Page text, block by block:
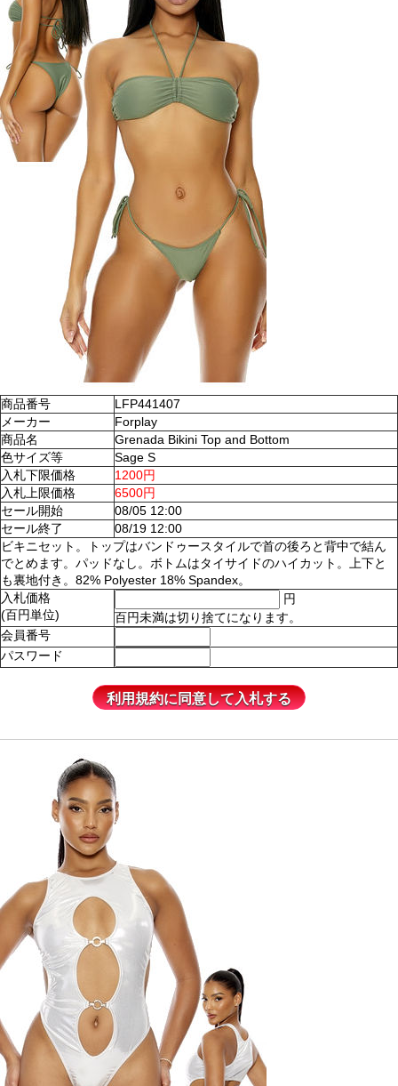
商品番号
LFP441407
メーカー
Forplay
商品名
Grenada Bikini Top and Bottom
色サイズ等
Sage S
入札下限価格
1200円
入札上限価格
6500円
セール開始
08/05 12:00
セール終了
08/19 12:00
ビキニセット。トップはバンドゥースタイルで首の後ろと背中で結ん
でとめます。パッドなし。ボトムはタイサイドのハイカット。上下と
も裏地付き。82% Polyester 18% Spandex。
入札価格
(百円単位)
円
百円未満は切り捨てになります。
会員番号
パスワード